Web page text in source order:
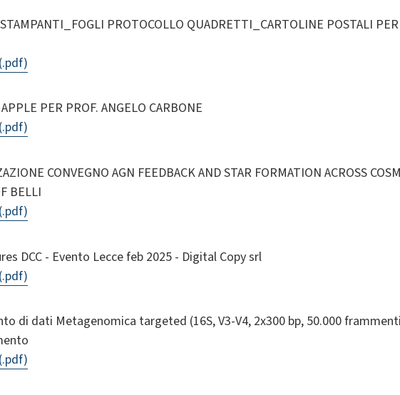
PROTOCOLLO QUADRETTI_CARTOLINE POSTALI
PER PROF. ANGELO CARBONE
CONVEGNO AGN FEEDBACK AND STAR FORMATION ACROSS
BELLI
DCC - Evento Lecce feb 2025 - Digital Copy srl
di dati Metagenomica targeted (16S, V3-V4, 2x300 bp, 50.000